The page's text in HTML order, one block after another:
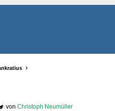
von Christoph Neumüller